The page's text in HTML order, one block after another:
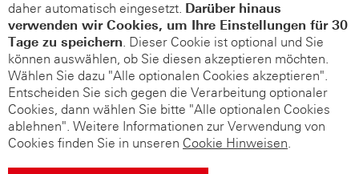
daher automatisch eingesetzt. Darüber hinaus
verwenden wir Cookies, um Ihre Einstellungen für 30
Tage zu speichern. Dieser Cookie ist optional und Sie
können auswählen, ob Sie diesen akzeptieren möchten.
Wählen Sie dazu "Alle optionalen Cookies akzeptieren".
Entscheiden Sie sich gegen die Verarbeitung optionaler
Cookies, dann wählen Sie bitte "Alle optionalen Cookies
ablehnen". Weitere Informationen zur Verwendung von
Cookies finden Sie in unseren Cookie Hinweisen.